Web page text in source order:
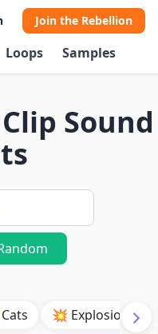
Join the Rebellion
Loops Samples
Sound
💥 Explosion